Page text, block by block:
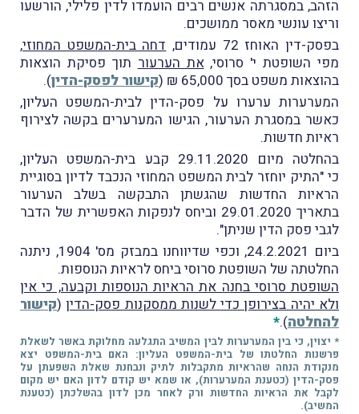
הזהב, במסגרתה אנשים רבים הועמדו לדין פלילי, הורשעו
וריצו עונשי מאסר ממושכים.
בפסק-דין האוחז 72 עמודים,
דחה בית-המשפט המחוזי,
מפי השופטת י' סרוסי,את הערעורתוך פסיקת הוצאות
בהוצאות משפט בסך 65,000 ₪ (
קישור לפסק-הדין).
המערערות ערערו על פסק-הדין לבית-המשפט העליון,
כאשר במסגרת הערעור, הגישו המערערים בקשה לצירוף
ראיות חדשות.
בהחלטה מיום 29.11.2020 קבע בית-המשפט העליון,
כי "התיק יוחזר לבית המשפט המחוזי הנכבד לדיון בסוגיית
הראיות החדשות שהגשתן התבקשה בשלב הערעור
בתאריך 29.01.2020 וביחס לנפקות האפשרית של הדבר
לגבי פסק הדין שניתן".
ביום 24.2.2021, וכפי שדיווחנו במבזק מס' 1904, ניתנה
החלטתה של השופטת סרוסי ביחס לראיות הנוספות.
השופטת סרוסי בחנה את הראיות הנוספות וקבעה, כי אין
ולא יהיה בצירופן כדי לשנות ממסקנות פסק-הדין(קישור
להחלטה).
*
* יצוין, כי בין המערערות לבין המשיב התגלעה מחלוקת באשר לשאלת
פרשנות החלטתו של בית-המשפט העליון: האם בית-המשפט יצא
מנקודת הנחה שהראיות מתקבלות לתיק ונבחנת שאלת השפעתן על
פסק-הדין (כטענת המערערות), או שמא יש קודם לדון האם יש מקום
לקבל את הראיות החדשות ורק לאחר מכן לדון בהשלכתן (כטענת
המשיב).